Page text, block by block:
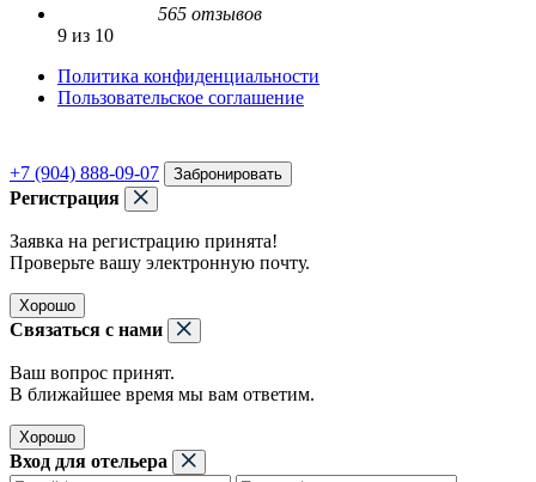
565 отзывов
9 из 10
Политика конфиденциальности
Пользовательское соглашение
+7 (904) 888-09-07 Забронировать
Регистрация
Заявка на регистрацию принята!
Проверьте вашу электронную почту.
Хорошо
Связаться с нами
Ваш вопрос принят.
В ближайшее время мы вам ответим.
Хорошо
Вход для отельера